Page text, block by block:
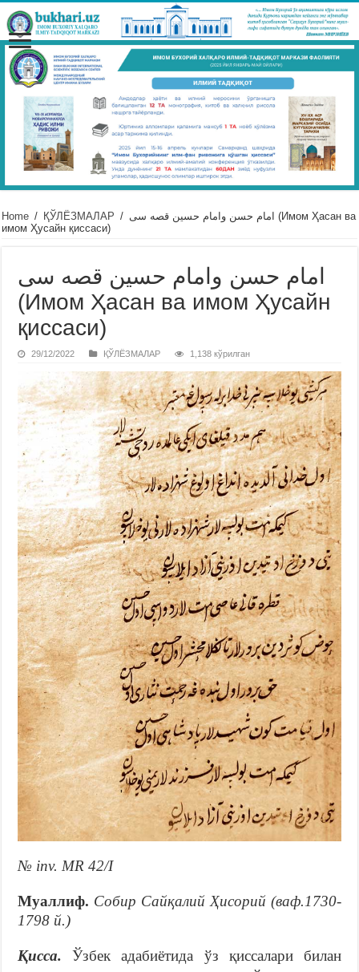
Home / ҚЎЛЁЗМАЛАР / امام حسن وامام حسین قصه سى (Имом Ҳасан ва
имом Ҳусайн қиссаси)
امام حسن وامام حسین قصه سى
(Имом Ҳасан ва имом Ҳусайн
қиссаси)
29/12/2022 ҚЎЛЁЗМАЛАР 1,138 кўрилган
№ inv. MR 42/I
Муаллиф. Собир Сайқалий Ҳисорий (ваф.1730-
1798 й.)
Қисса. Ўзбек адабиётида ўз қиссалари билан